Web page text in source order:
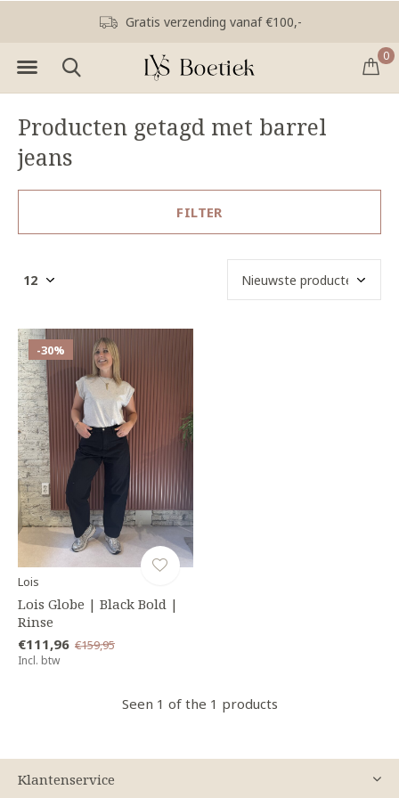
0
Gratis verzending vanaf €100,-
Producten getagd met barrel
jeans
FILTER
-30%
Lois
Lois Globe | Black Bold |
Rinse
€111,96 €159,95
Incl. btw
Seen 1 of the 1 products
Klantenservice